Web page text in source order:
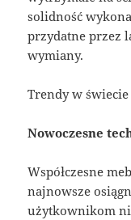
solidność
przydatne przez
wymiany.
Trendy w
Nowoczesne
Współczesne
najnowsze
użytkownikom